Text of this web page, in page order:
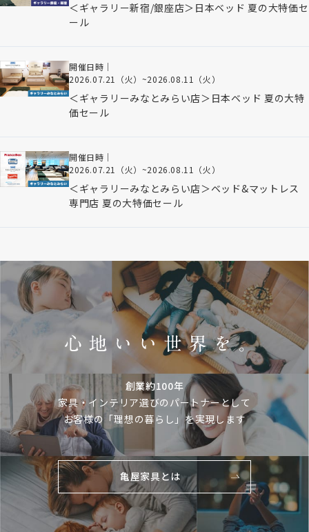
＜ギャラリー新宿/銀座店＞日本ベッド 夏の大特価セ
ール
開催日時｜
2026.07.21（火） ~2026.08.11（火）
＜ギャラリーみなとみらい店＞日本ベッド 夏の大特
価セール
開催日時｜
2026.07.21（火） ~2026.08.11（火）
＜ギャラリーみなとみらい店＞ベッド&マットレス
専門店 夏の大特価セール
創業約100年
家具・インテリア選びのパートナーとして
お客様の「理想の暮らし」を実現します
亀屋家具とは